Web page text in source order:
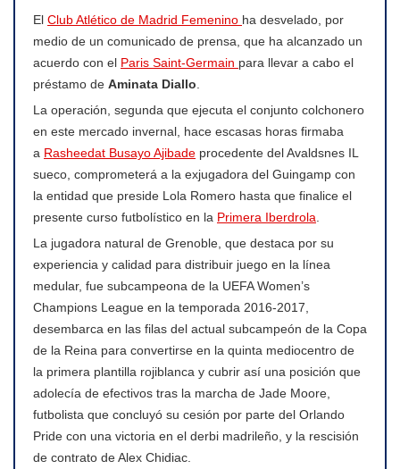
El Club Atlético de Madrid Femenino ha desvelado, por
medio de un comunicado de prensa, que ha alcanzado un
acuerdo con el Paris Saint-Germain para llevar a cabo el
préstamo de Aminata Diallo
La operación, segunda que ejecuta el conjunto colchonero
en este mercado invernal, hace escasas horas firmaba
a Rasheedat Busayo Ajibade procedente del Avaldsnes IL
sueco, comprometerá a la exjugadora del Guingamp con
la entidad que preside Lola Romero hasta que finalice el
presente curso futbolístico en la Primera Iberdrola
La jugadora natural de Grenoble, que destaca por su
experiencia y calidad para distribuir juego en la línea
medular, fue subcampeona de la UEFA Women’s
Champions League en la temporada 2016-2017,
desembarca en las filas del actual subcampeón de la Copa
de la Reina para convertirse en la quinta mediocentro de
la primera plantilla rojiblanca y cubrir así una posición que
adolecía de efectivos tras la marcha de Jade Moore,
futbolista que concluyó su cesión por parte del Orlando
Pride con una victoria en el derbi madrileño, y la rescisión
de contrato de Alex Chidiac.